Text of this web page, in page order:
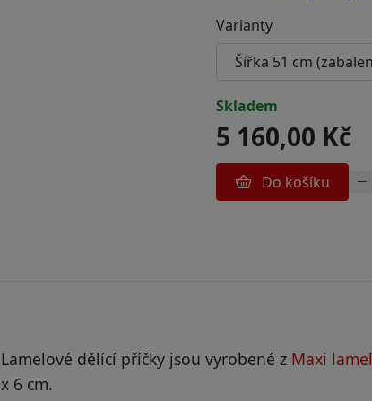
Varianty
skladem
5 160,00 Kč
Do košíku
Lamelové dělící příčky jsou vyrobené z Maxi lamel
x 6 cm.